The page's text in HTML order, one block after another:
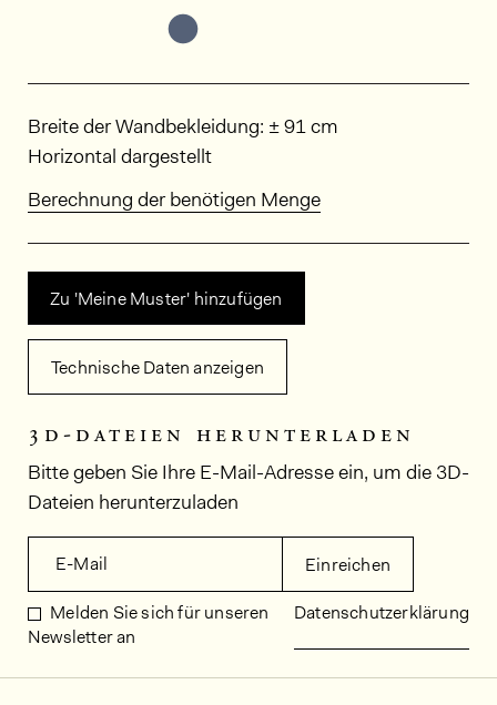
Abmessungen
Breite der Wandbekleidung: ± 91 cm
Horizontal dargestellt
Berechnung der benötigen Menge
Zu 'Meine Muster' hinzufügen
Technische Daten anzeigen
3d-dateien herunterladen
Bitte geben Sie Ihre E-Mail-Adresse ein, um die 3D-
Dateien herunterzuladen
E-Mail Einreichen
Melden Sie sich für unseren
Newsletter an
Datenschutzerklärung